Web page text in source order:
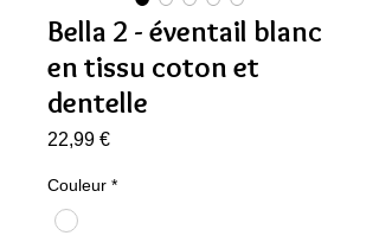
Bella 2 - éventail blanc
en tissu coton et
dentelle
22,99 €Prix
Couleur *